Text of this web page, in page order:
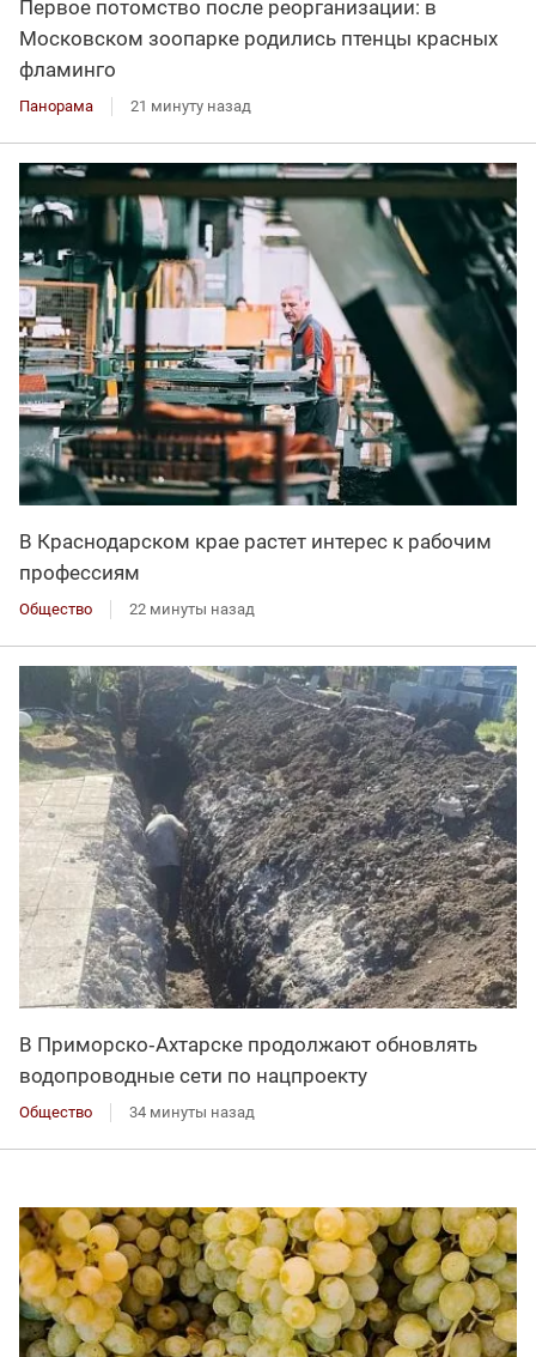
Первое потомство после реорганизации: в
Московском зоопарке родились птенцы красных
фламинго
Панорама 21 минуту назад
В Краснодарском крае растет интерес к рабочим
профессиям
Общество 22 минуты назад
В Приморско‑Ахтарске продолжают обновлять
водопроводные сети по нацпроекту
Общество 34 минуты назад